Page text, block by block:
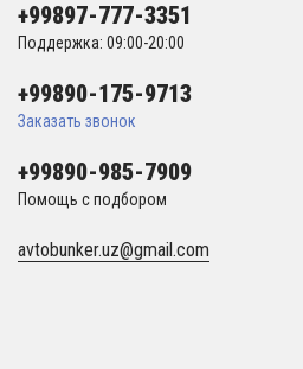
+99897-777-3351
Поддержка: 09:00-20:00
+99890-175-9713
Заказать звонок
+99890-985-7909
Помощь с подбором
avtobunker.uz@gmail.com